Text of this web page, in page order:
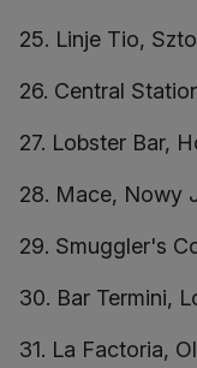
25. Linje Tio,
26. Central
27. Lobster Bar,
28. Mace, Nowy
29. Smuggler's
30. Bar Termini,
31. La Factoria,